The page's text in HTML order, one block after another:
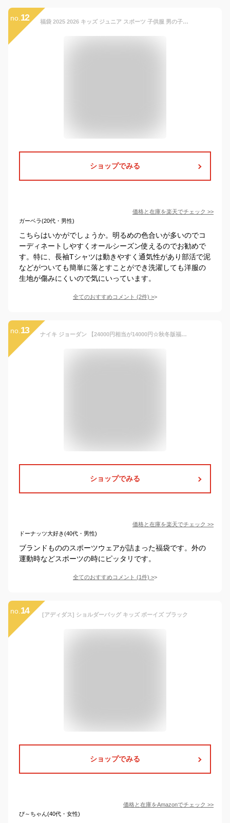
no. 12 福袋 2025 2026 キッズ ジュニア スポーツ 子供服 男の子 女の子 サッカー ジャージ上下 100cm 110cm 120cm 130cm 140cm 150cm 160cm Tシャツ or ハーフパンツ 送料無料 小学生 男子 女子
ショップでみる
価格と在庫を楽天でチェック >>
ガーベラ(20代・男性)
こちらはいかがでしょうか。明るめの色合いが多いのでコ
ーディネートしやすくオールシーズン使えるのでお勧めで
す。特に、長袖Tシャツは動きやすく通気性があり部活で泥
などがついても簡単に落とすことができ洗濯しても洋服の
生地が傷みにくいので気にいっています。
全てのおすすめコメント (2件) >
no. 13 ナイキ ジョーダン 【24000円相当が14000円☆秋冬版福袋】 12ヵ月-7歳用 NIKE☆JORDAN秋冬ベビー・キッズ福袋 エア・ジョーダン ジャージ上下セット 長袖セットアップ 【楽ギフ_包装選択】
ショップでみる
価格と在庫を楽天でチェック >>
ドーナッツ大好き(40代・男性)
ブランドもののスポーツウェアが詰まった福袋です。外の
運動時などスポーツの時にピッタリです。
全てのおすすめコメント (1件) >
no. 14 [アディダス] ショルダーバッグ キッズ ボーイズ ブラック
ショップでみる
価格と在庫をAmazonでチェック >>
ぴ～ちゃん(40代・女性)